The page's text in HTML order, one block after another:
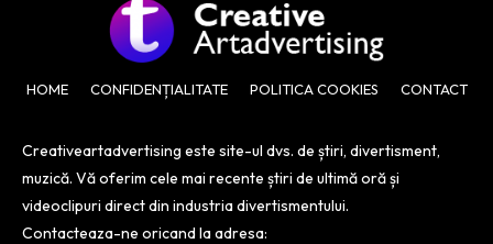
HOME CONFIDENȚIALITATE POLITICA COOKIES CONTACT
Creativeartadvertising este site-ul dvs. de știri, divertisment,
muzică. Vă oferim cele mai recente știri de ultimă oră și
videoclipuri direct din industria divertismentului.
Contacteaza-ne oricand la adresa: